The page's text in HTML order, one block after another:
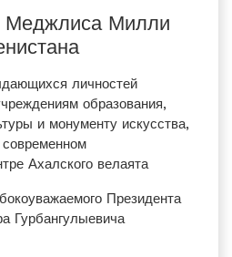
Меджлиса Милли
личностей
образования,
и монументу искусства,
Ахалского велаята
Президента
­Гурбангулыевича